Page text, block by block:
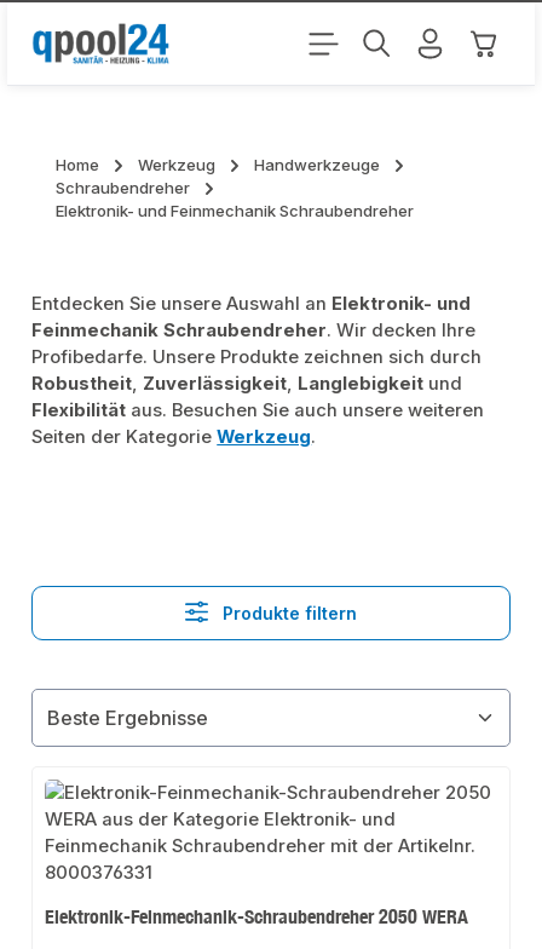
Zum Hauptinhalt springen
Home Werkzeug
Handwerkzeuge
Schraubendreher
Elektronik- und Feinmechanik Schraubendreher
Entdecken Sie unsere Auswahl an Elektronik- und
Feinmechanik Schraubendreher. Wir decken Ihre
Profibedarfe. Unsere Produkte zeichnen sich durch
Robustheit, Zuverlässigkeit, Langlebigkeit und
Flexibilität aus. Besuchen Sie auch unsere weiteren
Seiten der KategorieWerkzeug.
Produkte filtern
Elektronik-Feinmechanik-Schraubendreher 2050 WERA